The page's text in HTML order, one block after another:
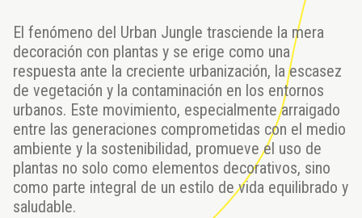
El fenómeno del Urban Jungle trasciende la mera
decoración con plantas y se erige como una
respuesta ante la creciente urbanización, la escasez
de vegetación y la contaminación en los entornos
urbanos. Este movimiento, especialmente arraigado
entre las generaciones comprometidas con el medio
ambiente y la sostenibilidad, promueve el uso de
plantas no solo como elementos decorativos, sino
como parte integral de un estilo de vida equilibrado y
saludable.